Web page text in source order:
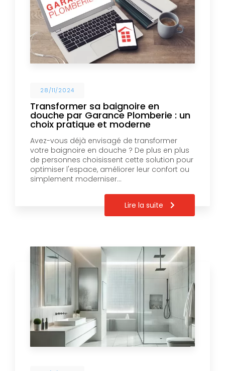
28/11/2024
Transformer sa baignoire en
douche par Garance Plomberie : un
choix pratique et moderne
Avez-vous déjà envisagé de transformer
votre baignoire en douche ? De plus en plus
de personnes choisissent cette solution pour
optimiser l'espace, améliorer leur confort ou
simplement moderniser…
Lire la suite